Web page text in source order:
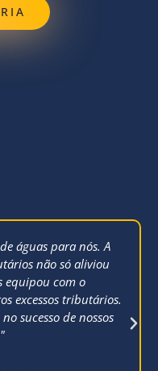
águas para nós. A
não só aliviou
equipou com o
excessos tributários.
sucesso de nossos